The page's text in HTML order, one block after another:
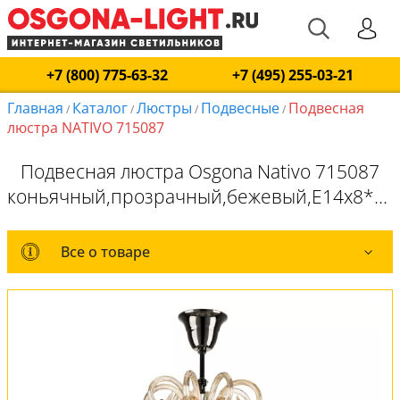
+7 (800) 775-63-32
+7 (495) 255-03-21
Главная / Каталог/Люстры / Подвесные/ Подвесная
люстра NATIVO 715087
Подвесная люстра Osgona Nativo 715087
коньячный,прозрачный,бежевый,E14x8*40W
Все о товаре
Все о товаре
Комплект лампочек
Вся коллекция